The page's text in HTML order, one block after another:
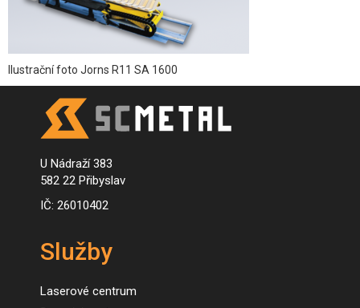
Ilustrační foto Jorns R11 SA 1600
U Nádraží 383
582 22 Přibyslav
IČ: 26010402
Služby
Laserové centrum